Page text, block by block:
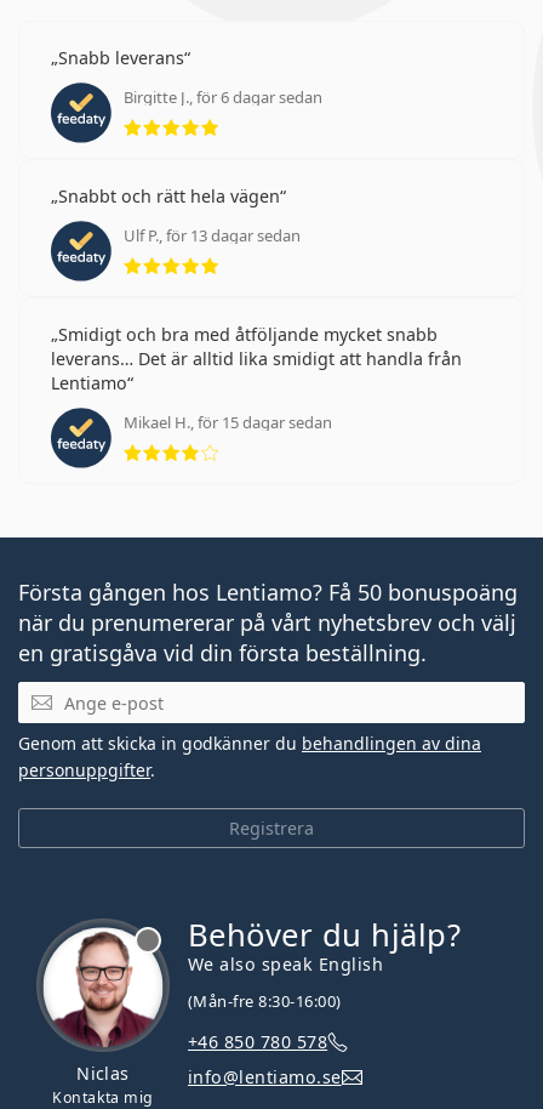
Snabb leverans
Birgitte J., för 6 dagar sedan
Betyg 5 av 5
Snabbt och rätt hela vägen
Ulf P., för 13 dagar sedan
Betyg 5 av 5
Smidigt och bra med åtföljande mycket snabb
leverans… Det är alltid lika smidigt att handla från
Lentiamo
Mikael H., för 15 dagar sedan
Betyg 4 av 5
Första gången hos Lentiamo? Få 50 bonuspoäng
när du prenumererar på vårt nyhetsbrev och välj
en gratisgåva vid din första beställning.
Mejladress
Registrera
Genom att skicka in godkänner du behandlingen av dina
personuppgifter.
Niclas
Kontakta mig
Behöver du hjälp?
We also speak English
(Mån-fre 8:30-16:00)
+46 850 780 578
info@lentiamo.se